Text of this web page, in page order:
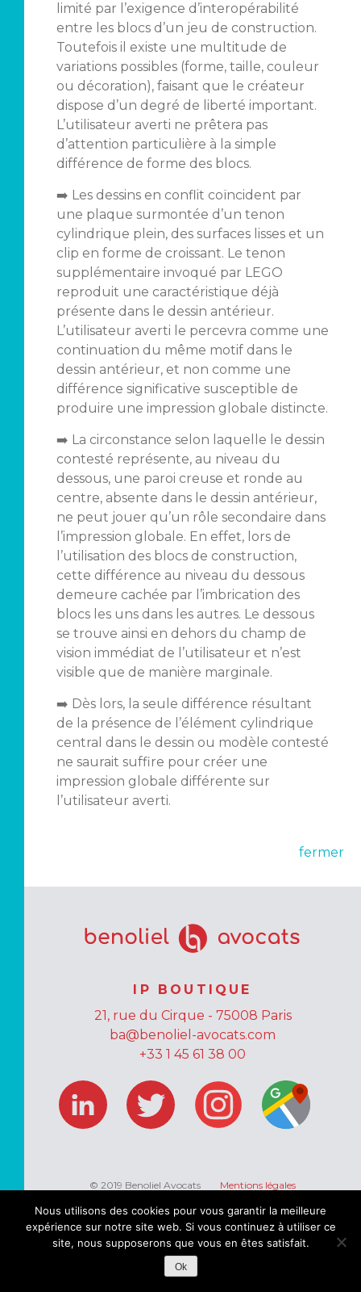
limité par l’exigence d’interopérabilité
entre les blocs d’un jeu de construction.
Toutefois il existe une multitude de
variations possibles (forme, taille, couleur
ou décoration), faisant que le créateur
dispose d’un degré de liberté important.
L’utilisateur averti ne prêtera pas
d’attention particulière à la simple
différence de forme des blocs.
➡️ Les dessins en conflit coïncident par
une plaque surmontée d’un tenon
cylindrique plein, des surfaces lisses et un
clip en forme de croissant. Le tenon
supplémentaire invoqué par LEGO
reproduit une caractéristique déjà
présente dans le dessin antérieur.
L’utilisateur averti le percevra comme une
continuation du même motif dans le
dessin antérieur, et non comme une
différence significative susceptible de
produire une impression globale distincte.
➡️ La circonstance selon laquelle le dessin
contesté représente, au niveau du
dessous, une paroi creuse et ronde au
centre, absente dans le dessin antérieur,
ne peut jouer qu’un rôle secondaire dans
l’impression globale. En effet, lors de
l’utilisation des blocs de construction,
cette différence au niveau du dessous
demeure cachée par l’imbrication des
blocs les uns dans les autres. Le dessous
se trouve ainsi en dehors du champ de
vision immédiat de l’utilisateur et n’est
visible que de manière marginale.
➡️ Dès lors, la seule différence résultant
de la présence de l’élément cylindrique
central dans le dessin ou modèle contesté
ne saurait suffire pour créer une
impression globale différente sur
l’utilisateur averti.
fermer
IP BOUTIQUE
21, rue du Cirque - 75008 Paris
ba@benoliel-avocats.com
+33 1 45 61 38 00
© 2019 Benoliel Avocats
Mentions légales
Données personnelles
Conception : Jasper Design :Isabelle Lerouge
Développement :
Nous utilisons des cookies pour vous garantir la meilleure
expérience sur notre site web. Si vous continuez à utiliser ce
site, nous supposerons que vous en êtes satisfait.
Ok